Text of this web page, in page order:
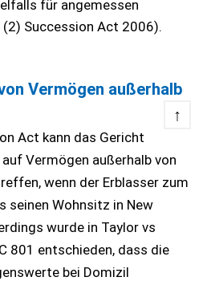
für angemessen
Succession Act 2006).
Vermögen außerhalb
↑
Act kann das Gericht
Vermögen außerhalb von
wenn der Erblasser zum
seinen Wohnsitz in New
wurde in Taylor vs
801 entschieden, dass die
bei Domizil